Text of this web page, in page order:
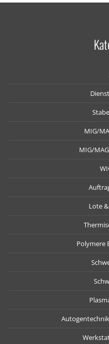
MIG/
MIG/
Lote
Polymere